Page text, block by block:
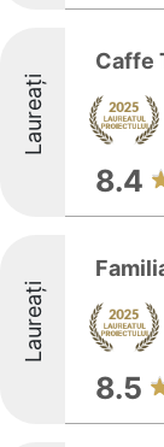
Laureați
Caffe
8.4
Laureați
8.5